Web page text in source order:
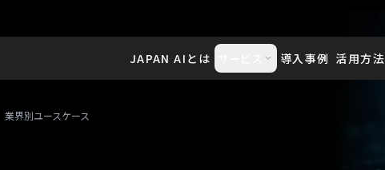
JAPAN AIとは 導入事例 活用方法
業界別ユースケース